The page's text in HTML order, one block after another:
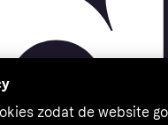
zodat de website